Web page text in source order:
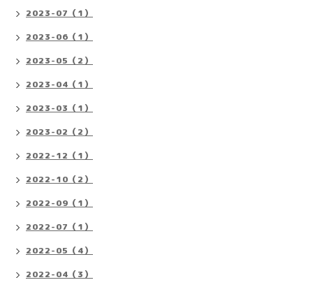
2023-07（1）
2023-06（1）
2023-05（2）
2023-04（1）
2023-03（1）
2023-02（2）
2022-12（1）
2022-10（2）
2022-09（1）
2022-07（1）
2022-05（4）
2022-04（3）